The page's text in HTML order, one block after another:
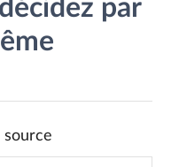
par
source